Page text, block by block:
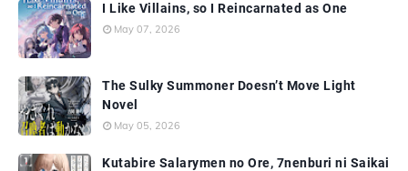
I Like Villains, so I Reincarnated as One
May 07, 2026
The Sulky Summoner Doesn’t Move Light
Novel
May 05, 2026
Kutabire Salarymen no Ore, 7nenburi ni Saikai